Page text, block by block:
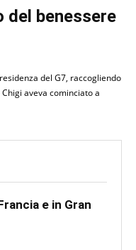
del benessere
del G7, raccogliendo
aveva cominciato a
e in Gran